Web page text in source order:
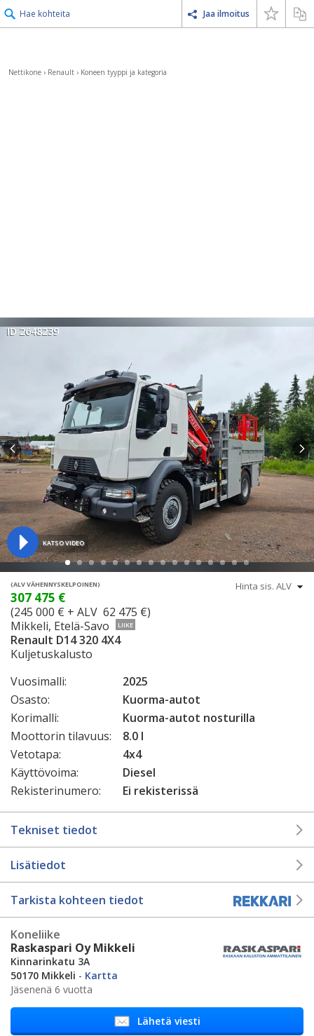
Hae kohteita Jaa ilmoitus
Nettikone › Renault › Koneen tyyppi ja kategoria
KATSO VIDEO
ID 2648239
(ALV VÄHENNYSKELPOINEN)
307 475 €
(245 000 € + ALV 62 475 €)
Mikkeli, Etelä-Savo
LIIKE
Renault D14 320 4X4
Kuljetuskalusto
Vuosimalli:
2025
Osasto:
Kuorma-autot
Korimalli:
Kuorma-autot nosturilla
Moottorin tilavuus:
8.0 l
Vetotapa:
4x4
Käyttövoima:
Diesel
Rekisterinumero:
Ei rekisterissä
Tekniset tiedot
Lisätiedot
Tarkista kohteen tiedot
Koneliike
Raskaspari Oy Mikkeli
Kinnarinkatu 3A
50170 Mikkeli - Kartta
Jäsenenä 6 vuotta
Lähetä viesti